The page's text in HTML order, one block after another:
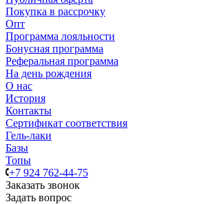
Покупка в рассрочку
Опт
Программа лояльности
Бонусная программа
Реферальная программа
На день рождения
О нас
История
Контакты
Сертификат соответствия
Гель-лаки
Базы
Топы
+7 924 762-44-75
Заказать звонок
Задать вопрос